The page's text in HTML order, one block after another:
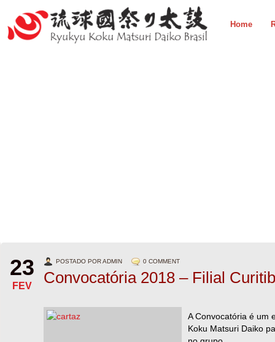
Home
23
FEV
POSTADO POR ADMIN 0 COMMENT
Convocatória 2018 – Filial
A Convocatória é um
Koku Matsuri Daiko